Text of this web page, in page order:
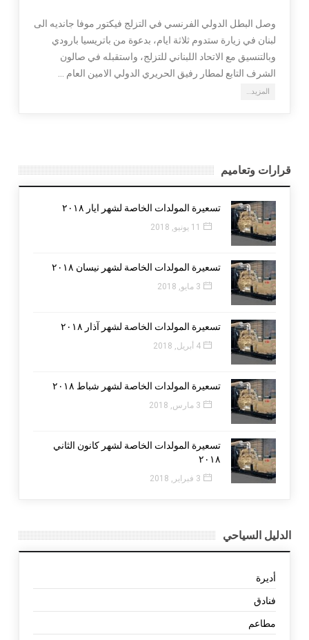
وصل البطل الدولي الفرنسي في التزلج فيكتور موفا جانديه الى
لبنان في زيارة ستدوم ثلاثة ايام، بدعوة من باتريسيا بارودي
وبالتنسيق مع الاتحاد اللبناني للتزلج، واستقبله في صالون
الشرف التابع لمطار رفيق الحريري الدولي الامين العام …
المزيد…
قرارات وتعاميم
تسعيرة المولدات الخاصة لشهر ايار ٢٠١٨
11 يونيو, 2018
تسعيرة المولدات الخاصة لشهر نيسان ٢٠١٨
3 مايو, 2018
تسعيرة المولدات الخاصة لشهر آذار ٢٠١٨
4 أبريل, 2018
تسعيرة المولدات الخاصة لشهر شباط ٢٠١٨
3 مارس, 2018
تسعيرة المولدات الخاصة لشهر كانون الثاني
٢٠١٨
3 فبراير, 2018
الدليل السياحي
أديرة
فنادق
مطاعم